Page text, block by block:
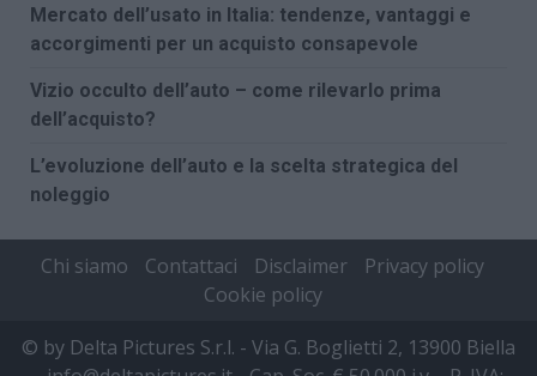
Mercato dell’usato in Italia: tendenze, vantaggi e
accorgimenti per un acquisto consapevole
Vizio occulto dell’auto – come rilevarlo prima
dell’acquisto?
L’evoluzione dell’auto e la scelta strategica del
noleggio
Chi siamo Contattaci Disclaimer
Privacy policy
Cookie policy
© by Delta Pictures S.r.l. - Via G. Boglietti 2, 13900 Biella